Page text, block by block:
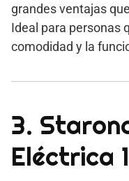
grandes ventajas
Ideal para personas
comodidad y la
3.
Eléctrica